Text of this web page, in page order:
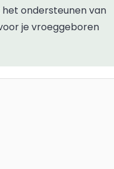
ondersteunen van
je vroeggeboren